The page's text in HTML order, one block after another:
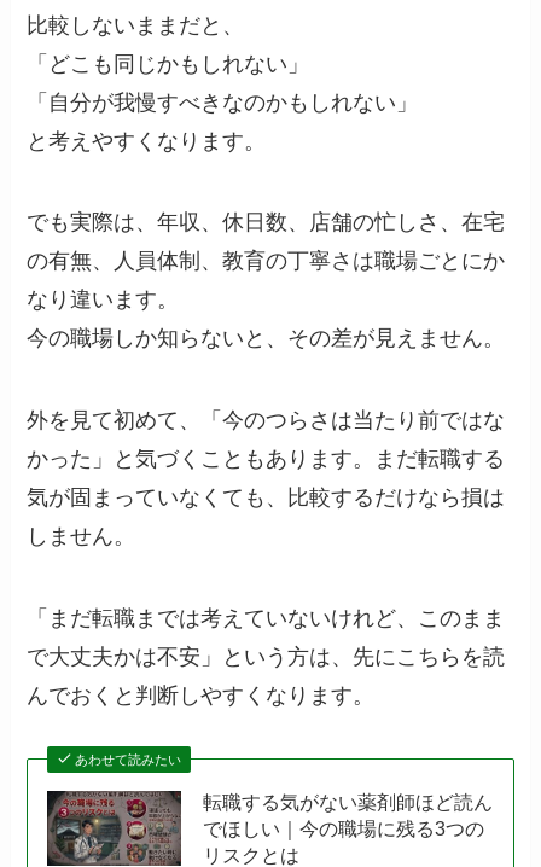
比較しないままだと、
「どこも同じかもしれない」
「自分が我慢すべきなのかもしれない」
と考えやすくなります。
でも実際は、年収、休日数、店舗の忙しさ、在宅
の有無、人員体制、教育の丁寧さは職場ごとにか
なり違います。
今の職場しか知らないと、その差が見えません。
外を見て初めて、「今のつらさは当たり前ではな
かった」と気づくこともあります。まだ転職する
気が固まっていなくても、比較するだけなら損は
しません。
「まだ転職までは考えていないけれど、このまま
で大丈夫かは不安」という方は、先にこちらを読
んでおくと判断しやすくなります。
あわせて読みたい
転職する気がない薬剤師ほど読ん
でほしい｜今の職場に残る3つの
リスクとは